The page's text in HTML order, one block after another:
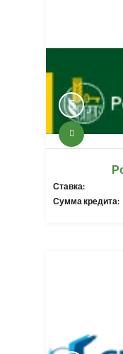
Ставка:
Сумма кредита: